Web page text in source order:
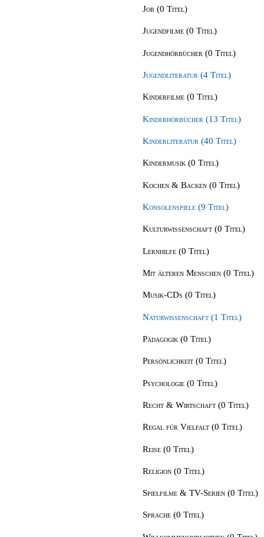
Job (0 Titel)
Jugendfilme (0 Titel)
Jugendhörbücher (0 Titel)
Jugendliteratur (4 Titel)
Kinderfilme (0 Titel)
Kinderhörbücher (13 Titel)
Kinderliteratur (40 Titel)
Kindermusik (0 Titel)
Kochen & Backen (0 Titel)
Konsolenspiele (9 Titel)
Kulturwissenschaft (0 Titel)
Lernhilfe (0 Titel)
Mit älteren Menschen (0 Titel)
Musik-CDs (0 Titel)
Naturwissenschaft (1 Titel)
Pädagogik (0 Titel)
Persönlichkeit (0 Titel)
Psychologie (0 Titel)
Recht & Wirtschaft (0 Titel)
Regal für Vielfalt (0 Titel)
Reise (0 Titel)
Religion (0 Titel)
Spielfilme & TV-Serien (0 Titel)
Sprache (0 Titel)